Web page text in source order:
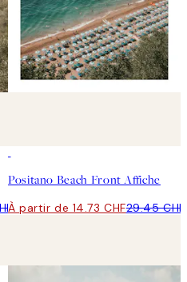
Positano Beach Front Affiche
À partir de 14.73 CHF29.45 CHF